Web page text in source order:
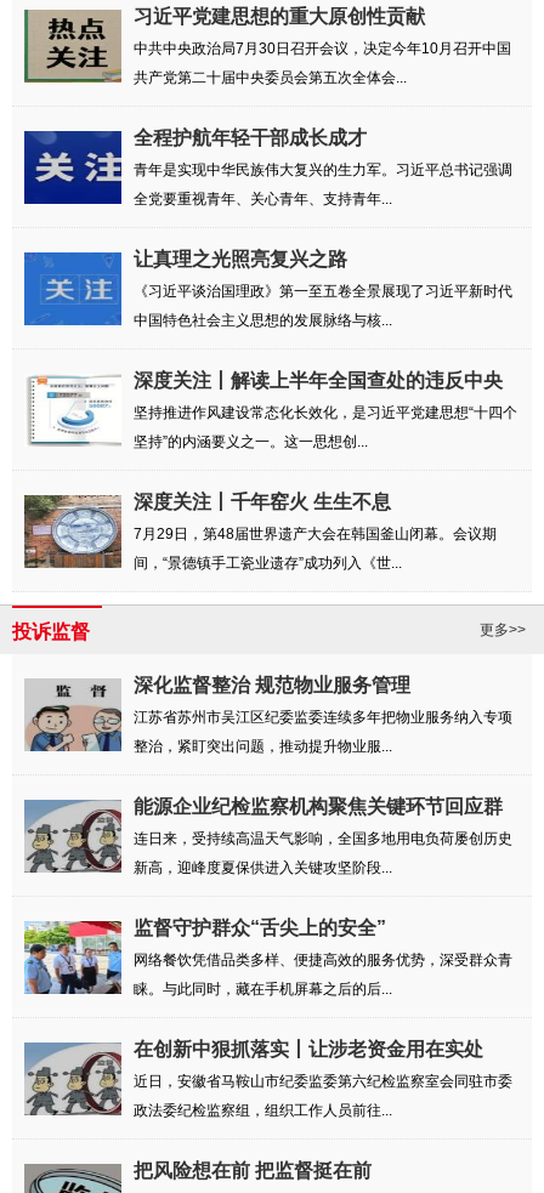
习近平党建思想的重大原创性贡献
中共中央政治局7月30日召开会议，决定今年10月召开中国
共产党第二十届中央委员会第五次全体会...
全程护航年轻干部成长成才
青年是实现中华民族伟大复兴的生力军。习近平总书记强调
全党要重视青年、关心青年、支持青年...
让真理之光照亮复兴之路
《习近平谈治国理政》第一至五卷全景展现了习近平新时代
中国特色社会主义思想的发展脉络与核...
深度关注丨解读上半年全国查处的违反中央
八项...
坚持推进作风建设常态化长效化，是习近平党建思想“十四个
坚持”的内涵要义之一。这一思想创...
深度关注丨千年窑火 生生不息
7月29日，第48届世界遗产大会在韩国釜山闭幕。会议期
间，“景德镇手工瓷业遗存”成功列入《世...
投诉监督 更多>>
深化监督整治 规范物业服务管理
江苏省苏州市吴江区纪委监委连续多年把物业服务纳入专项
整治，紧盯突出问题，推动提升物业服...
能源企业纪检监察机构聚焦关键环节回应群
众诉...
连日来，受持续高温天气影响，全国多地用电负荷屡创历史
新高，迎峰度夏保供进入关键攻坚阶段...
监督守护群众“舌尖上的安全”
网络餐饮凭借品类多样、便捷高效的服务优势，深受群众青
睐。与此同时，藏在手机屏幕之后的后...
在创新中狠抓落实丨让涉老资金用在实处
近日，安徽省马鞍山市纪委监委第六纪检监察室会同驻市委
政法委纪检监察组，组织工作人员前往...
把风险想在前 把监督挺在前